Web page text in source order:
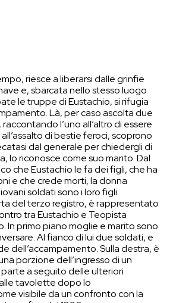
riesce a liberarsi dalle grinfie
e, sbarcata nello stesso luogo
le truppe di Eustachio, si rifugia
Là, per caso ascolta due
l’uno all’altro di essere
di bestie feroci, scoprono
dal generale per chiedergli di
lo riconosce come suo marito. Dal
che Eustachio le fa dei figli, che ha
e che crede morti, la donna
soldati sono i loro figli.
del terzo registro, è rappresentato
tra Eustachio e Teopista
In primo piano moglie e marito sono
Al fianco di lui due soldati, e
dell’accampamento. Sulla destra, è
porzione dell’ingresso di un
a seguito delle ulteriori
tavolette dopo lo
visibile da un confronto con la